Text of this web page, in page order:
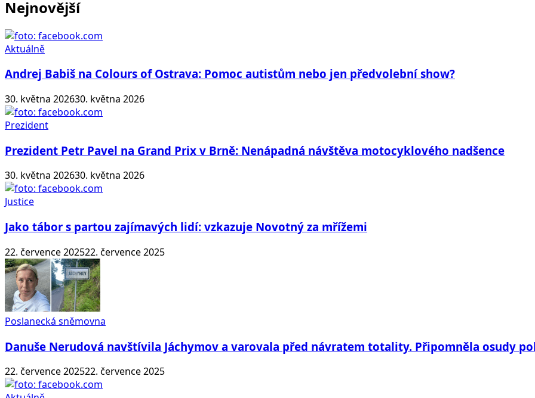
Nejnovější
Aktuálně
Andrej Babiš na Colours of Ostrava: Pomoc autistům nebo jen předvolební show?
30. května 202630. května 2026
Prezident
Prezident Petr Pavel na Grand Prix v Brně: Nenápadná návštěva motocyklového nadšence
30. května 202630. května 2026
Justice
Jako tábor s partou zajímavých lidí: vzkazuje Novotný za mřížemi
22. července 202522. července 2025
Poslanecká sněmovna
Danuše Nerudová navštívila Jáchymov a varovala před návratem totality. Připomněla osudy
22. července 202522. července 2025